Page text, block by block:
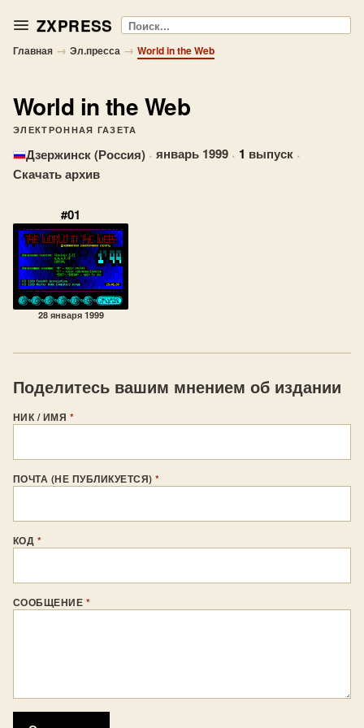
ZXPRESS Поиск
Главная → Эл.пресса → World in the Web
World in the Web
ЭЛЕКТРОННАЯ ГАЗЕТА
Дзержинск (Россия) · январь 1999 · 1 выпуск ·
Скачать архив
#01
28 января 1999
Поделитесь вашим мнением об издании
НИК / ИМЯ *
ПОЧТА (НЕ ПУБЛИКУЕТСЯ)*
КОД *
СООБЩЕНИЕ *